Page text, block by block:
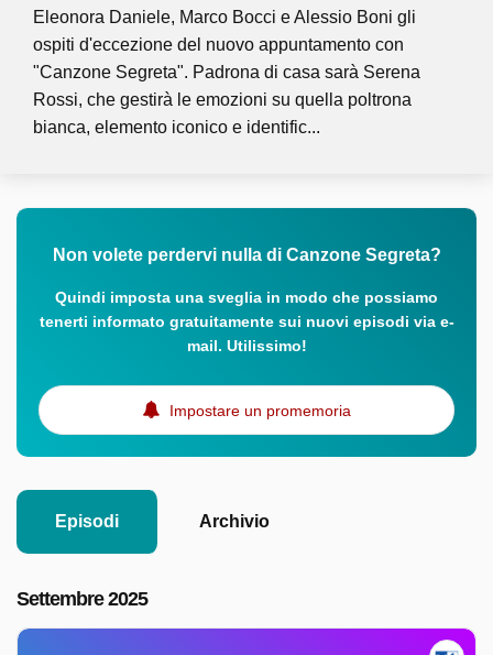
Eleonora Daniele, Marco Bocci e Alessio Boni gli
ospiti d'eccezione del nuovo appuntamento con
"Canzone Segreta". Padrona di casa sarà Serena
Rossi, che gestirà le emozioni su quella poltrona
bianca, elemento iconico e identific...
Non volete perdervi nulla di Canzone Segreta?
Quindi imposta una sveglia in modo che possiamo
tenerti informato gratuitamente sui nuovi episodi via e-
mail. Utilissimo!
Impostare un promemoria
Episodi Archivio
Settembre 2025